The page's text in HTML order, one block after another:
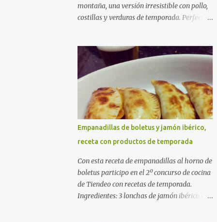
montaña, una versión irresistible con pollo,
costillas y verduras de temporada. Perfecta
400 g de arroz redondo (tipo bomba) 500 g
de pollo troceado 300 g de costillas de cerdo
troceadas 2 alcachofas frescas 150 g de
judías verdes planas 2 tomates maduros
rallados 1,2 litros de caldo de pollo (o agua) 1
cucharadita de hebras de azafrán 1
cucharadita de pimentón dulce 2 dientes de
ajo Aceite de oliva virgen extra Sal al gusto
(Opcional) una ramita de romero
Elaboración 1. Prepara las verduras Limpia
las alcachofas, retira las hojas duras y
córtalas en cuartos. Trocea las judías verdes.
Reserva en agua con limón para que no se
Empanadillas de boletus y jamón ibérico,
receta con productos de temporada
Con esta receta de empanadillas al horno de
boletus participo en el 2º concurso de cocina
de Tiendeo con recetas de temporada.
Ingredientes: 3 lonchas de jamón ibérico en